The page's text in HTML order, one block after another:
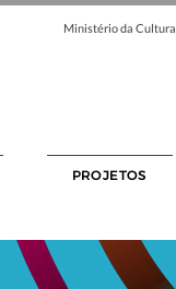
Ministério da
PROJETOS